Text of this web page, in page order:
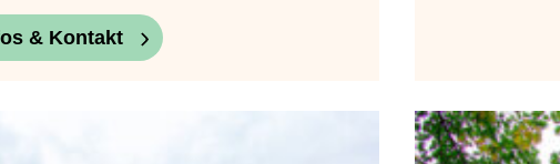
& Kontakt